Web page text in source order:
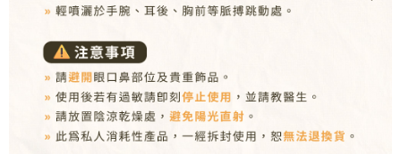
１．透過由恩沛科技股份有限公司提供之「AFTEE先享後付」服務完成之交
易，需依本服務之必要範圍內提供個人資料，並將交易相關給付款項請求債
權轉讓予恩沛科技股份有限公司。
２．關於個人資料處理事宜，請瀏覽以下網址：
https://aftee.tw/terms/#terms3
３．未成年的使用者請事先徵得法定代理人或監護人之同意方可使用
「AFTEE先享後付」，若未經同意申辦者引起之損失，本公司不負相關責